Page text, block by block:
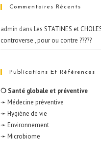
Commentaires Récents
admin dansLes STATINES et
controverse , pour ou contre ?????
Publications Et Références
❍ Santé globale et préventive
➛ Médecine préventive
➛ Hygiène de vie
➛ Environnement
➛ Microbiome